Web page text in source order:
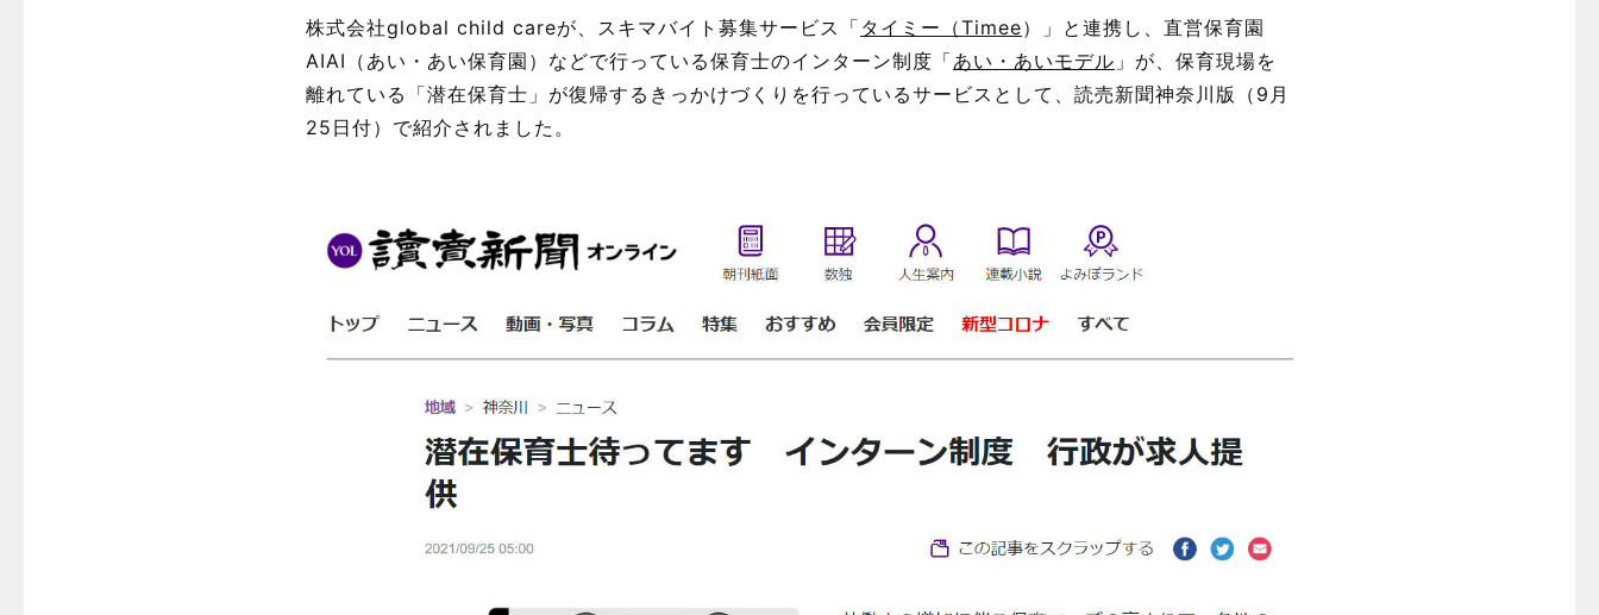
株式会社global child careが、スキマバイト募集サービス「 タイミー（Timee）」と連携し、直営保育園
AIAI（あい・あい保育園）などで行っている保育士のインターン制度「あい・あいモデル 」が、保育現場を
離れている「潜在保育士」が復帰するきっかけづくりを行っているサービスとして、読売新聞神奈川版（9月
25日付）で紹介されました。